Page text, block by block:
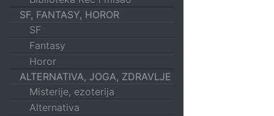
SF, FANTASY, HOROR
SF
Fantasy
Horor
ALTERNATIVA, JOGA, ZDRAVLJE
Misterije, ezoterija
Alternativa